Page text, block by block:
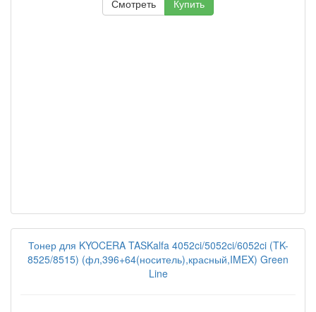
Смотреть
Купить
Тонер для KYOCERA TASKalfa 4052ci/5052ci/6052ci (TK-
8525/8515) (фл,396+64(носитель),красный,IMEX) Green
Line